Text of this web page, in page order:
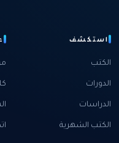
استكشف
الكتب
الدورات
الدراسات
الكتب الشهرية